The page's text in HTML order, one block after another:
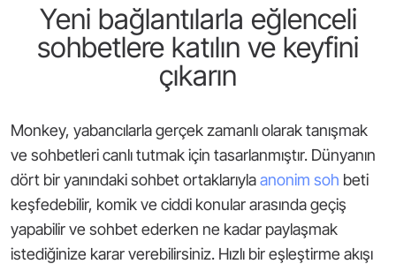
Yeni bağlantılarla eğlenceli
sohbetlere katılın ve keyfini
çıkarın
Monkey, yabancılarla gerçek zamanlı olarak tanışmak
ve sohbetleri canlı tutmak için tasarlanmıştır. Dünyanın
dört bir yanındaki sohbet ortaklarıylaanonim soh beti
keşfedebilir, komik ve ciddi konular arasında geçiş
yapabilir ve sohbet ederken ne kadar paylaşmak
istediğinize karar verebilirsiniz. Hızlı bir eşleştirme akışı